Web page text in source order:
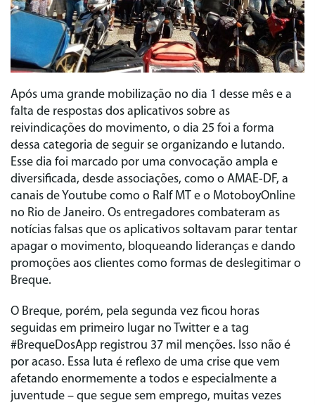
Após uma grande mobilização no dia 1 desse mês e a
falta de respostas dos aplicativos sobre as
reivindicações do movimento, o dia 25 foi a forma
dessa categoria de seguir se organizando e lutando.
Esse dia foi marcado por uma convocação ampla e
diversificada, desde associações, como o AMAE-DF, a
canais de Youtube como o Ralf MT e o MotoboyOnline
no Rio de Janeiro. Os entregadores combateram as
notícias falsas que os aplicativos soltavam parar tentar
apagar o movimento, bloqueando lideranças e dando
promoções aos clientes como formas de deslegitimar o
Breque.
O Breque, porém, pela segunda vez ficou horas
seguidas em primeiro lugar no Twitter e a tag
#BrequeDosApp registrou 37 mil menções. Isso não é
por acaso. Essa luta é reflexo de uma crise que vem
afetando enormemente a todos e especialmente a
juventude – que segue sem emprego, muitas vezes